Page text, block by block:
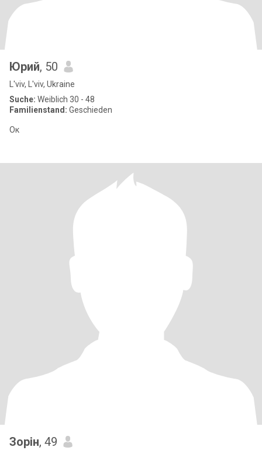
Юрий, 50
L'viv, L'viv, Ukraine
Suche: Weiblich 30 - 48
Familienstand: Geschieden
Ок
Зорін, 49